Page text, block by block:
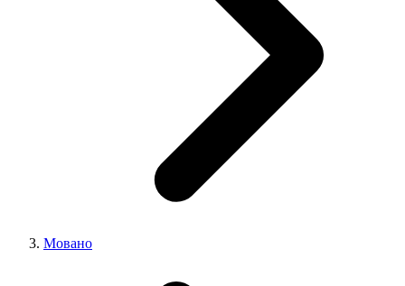
Мовано